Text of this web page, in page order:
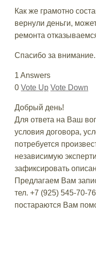
Как же грамотно
вернули деньги,
ремонта
Спасибо за внимание.
1 Answers
0 Vote Up Vote Down
Добрый день!
Для ответа на Ваш
условия договора,
потребуется
независимую
зафиксировать
Предлагаем Вам
тел. +7 (925) 545-70-
постараются Вам